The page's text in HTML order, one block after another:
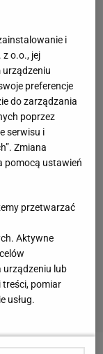
i
o.o., jej
urządzeniu
preferencje
do zarządzania
poprzez
serwisu i
Zmiana
pomocą ustawień
przetwarzać
Aktywne
urządzeniu lub
treści, pomiar
usług.